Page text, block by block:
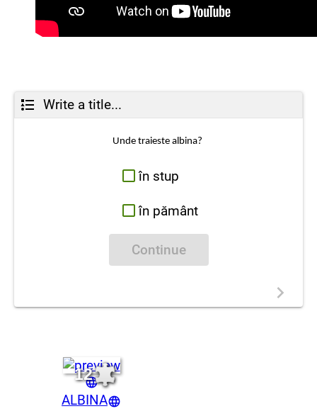
Write a title...
Unde traieste albina?
în stup
în pământ
Continue
12
ALBINA